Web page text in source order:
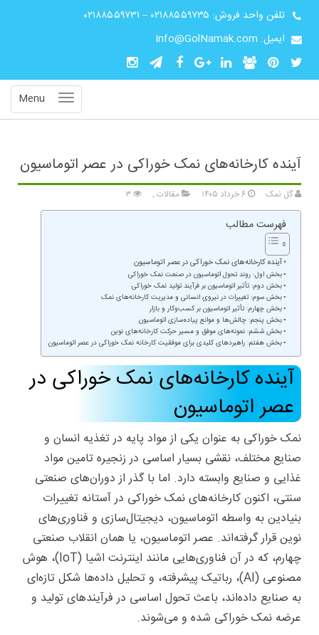
تلفن واحد فروش: ۰۲۱۸۸۵۵۹۷۳۵ – ۰۲۱۸۸۵۵۹۷۳۱
ایمیل: Info@GolNamak.com
Menu
آینده کارخانه‌های نمک خوراکی در عصر اتوماسیون
گل نمک مقالات ,
فهرست مطالب
آینده کارخانه‌های نمک خوراکی در عصر اتوماسیون
بخش اول: روند تحول اتوماسیون در صنعت نمک خوراکی
بخش دوم: تأثیر اتوماسیون بر فرآیند تولید نمک خوراکی
بخش سوم: تغییرات در نیروی انسانی و مدیریت کارخانه‌های نمک
بخش چهارم: تأثیر اتوماسیون بر کسب‌وکار و بازار
بخش پنجم: چالش‌ها و موانع پیاده‌سازی اتوماسیون
بخش ششم: نمونه‌های موفق و مسیر حرکت کارخانه‌های نوین
بخش هفتم: راهبردهای کلیدی برای موفقیت کارخانه‌ نمک خوراکی در عصر اتوماسیون
آینده کارخانه‌های نمک خوراکی در
عصر اتوماسیون
نمک خوراکی به عنوان یکی از مواد پایه در تغذیه انسان و
صنایع مختلف، نقشی بسیار اساسی در زنجیره تامین مواد
غذایی و صنایع وابسته دارد. اما با گذر از دوران‌های صنعتی
سنتی، اکنون کارخانه‌های نمک خوراکی در آستانه تغییرات
بنیادین به واسطه اتوماسیون، دیجیتال‌سازی و فناوری‌های
نوین قرار گرفته‌اند. عصر اتوماسیون، یا همان انقلاب صنعتی
چهارم، که در آن فناوری‌هایی مانند اینترنت اشیا (IoT)، هوش
مصنوعی (AI)، رباتیک پیشرفته، و تحلیل داده‌ها شکل تازه‌ای
به صنایع داده‌اند، باعث تحول اساسی در فرآیندهای تولید و
عرضه نمک خوراکی شده و می‌شوند.